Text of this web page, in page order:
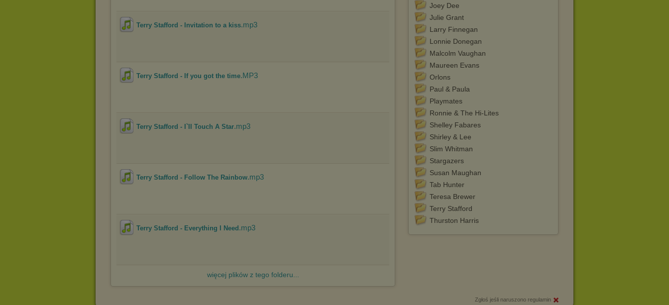
Wyrażenie sprzeciwu spowoduje, że wyświetlana Ci reklama nie
będzie dopasowana do Twoich preferencji, a będzie to reklama
Istnieje możliwość zmiany ustawień przeglądarki internetowej w
sposób uniemożliwiający przechowywanie plików cookies na
urządzeniu końcowym. Można również usunąć pliki cookies,
dokonując odpowiednich zmian w ustawieniach przeglądarki
Pełną informację na ten temat znajdziesz pod adresem
Joey Dee
Julie Grant
Larry Finnegan
Lonnie Donegan
Malcolm Vaughan
Maureen Evans
Orlons
Paul & Paula
Playmates
Ronnie & The Hi-Lites
Shelley Fabares
Shirley & Lee
Slim Whitman
Stargazers
Susan Maughan
Tab Hunter
Teresa Brewer
Terry Stafford
Thurston Harris
Terry Stafford - Invitation to a kiss.mp3
Terry Stafford - If you got the time.MP3
Terry Stafford - I`II Touch A Star.mp3
Terry Stafford - Follow The Rainbow.mp3
Terry Stafford - Everything I Need .mp3
więcej plików z tego folderu...
Zgłoś jeśli naruszono regulamin